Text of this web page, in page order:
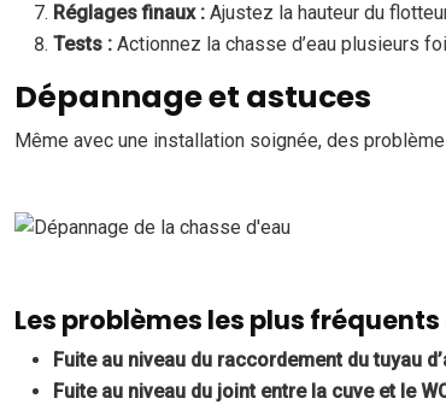
Réglages finaux : Ajustez la hauteur du
Tests : Actionnez la chasse d’eau plusieurs
Dépannage et astuces
Même avec une installation soignée, des
Les problèmes les plus
Fuite au niveau du raccordement du tuyau
Fuite au niveau du joint entre la cuve et le